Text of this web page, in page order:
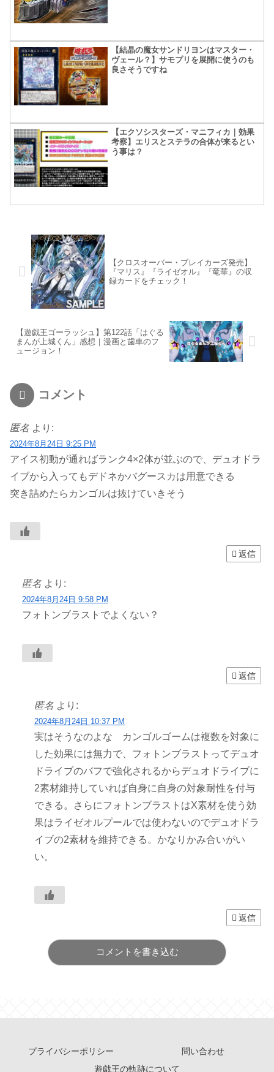
【結晶の魔女サンドリヨンはマスター・
ヴェール？】サモプリを展開に使うのも
良さそうですね
【エクソシスターズ・マニフィカ｜効果
考察】エリスとステラの合体が来るとい
う事は？
【クロスオーバー・ブレイカーズ発売】
『マリス』『ライゼオル』『竜華』の収
録カードをチェック！
【遊戯王ゴーラッシュ】第122話「はぐる
まんが上城くん」感想｜漫画と歯車のフ
ュージョン！
コメント
匿名 より:
2024年8月24日 9:25 PM
アイス初動が通ればランク4×2体が並ぶので、デュオドラ
イブから入ってもデドネかバグースカは用意できる
突き詰めたらカンゴルは抜けていきそう
返信
匿名 より:
2024年8月24日 9:58 PM
フォトンブラストでよくない？
返信
匿名 より:
2024年8月24日 10:37 PM
実はそうなのよな カンゴルゴームは複数を対象に
した効果には無力で、フォトンブラストってデュオ
ドライブのバフで強化されるからデュオドライブに
2素材維持していれば自身に自身の対象耐性を付与
できる。さらにフォトンブラストはX素材を使う効
果はライゼオルプールでは使わないのでデュオドラ
イブの2素材を維持できる。かなりかみ合いがい
い。
返信
コメントを書き込む
プライバシーポリシー
問い合わせ
遊戯王の軌跡について